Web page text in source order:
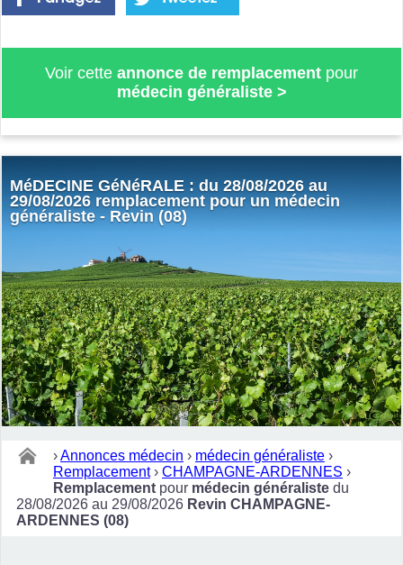
Voir cette annonce de remplacement pour
médecin généraliste>
MéDECINE GéNéRALE : du 28/08/2026 au
29/08/2026 remplacement pour un médecin
généraliste - Revin (08)
›Annonces médecin › médecin généraliste ›
Remplacement › CHAMPAGNE-ARDENNES ›
Remplacement pour médecin généraliste du
28/08/2026 au 29/08/2026 Revin CHAMPAGNE-
ARDENNES (08)